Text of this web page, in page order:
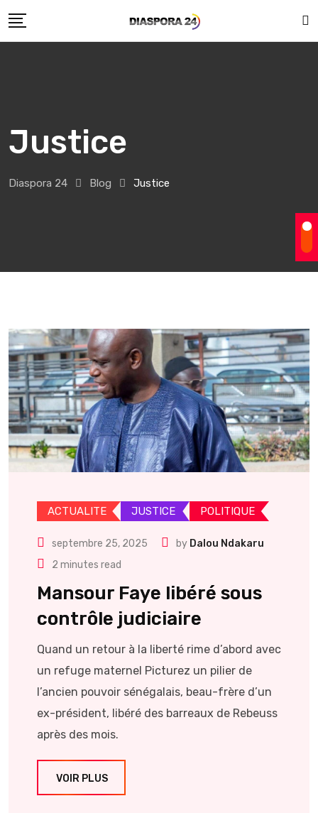
to
Justice
Diaspora 24 Blog Justice
ACTUALITE JUSTICE POLITIQUE
septembre 25, 2025 by Dalou Ndakaru
2 minutes read
Mansour Faye libéré sous
contrôle judiciaire
Quand un retour à la liberté rime d’abord avec
un refuge maternel Picturez un pilier de
l’ancien pouvoir sénégalais, beau-frère d’un
ex-président, libéré des barreaux de Rebeuss
après des mois.
VOIR PLUS